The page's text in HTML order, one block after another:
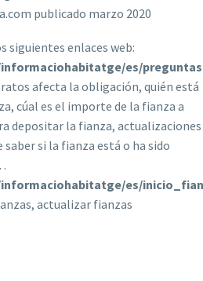
publicado marzo 2020
siguientes enlaces web:
es/
afecta la obligación, quién está
cúal es el importe de la fianza a
depositar la fianza, actualizaciones
si la fianza está o ha sido
es/
actualizar fianzas